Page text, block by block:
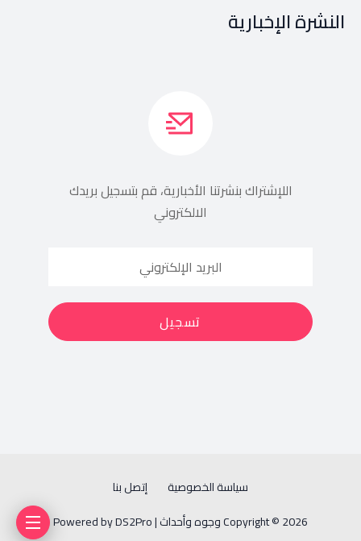
النشرة الإخبارية
اللإشتراك بنشرتنا الأخبارية، قم بتسجيل بريدك
الالكتروني
سياسة الخصوصية
إتصل بنا
Copyright © 2026 وجوه وأحداث | Powered by DS2Pro